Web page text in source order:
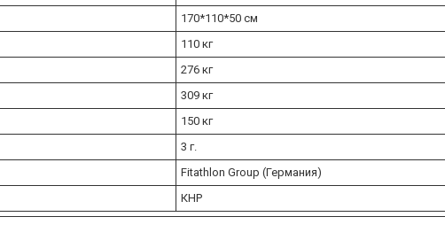
170*110*50 см
110 кг
276 кг
309 кг
150 кг
3 г.
Fitathlon Group (Германия)
КНР